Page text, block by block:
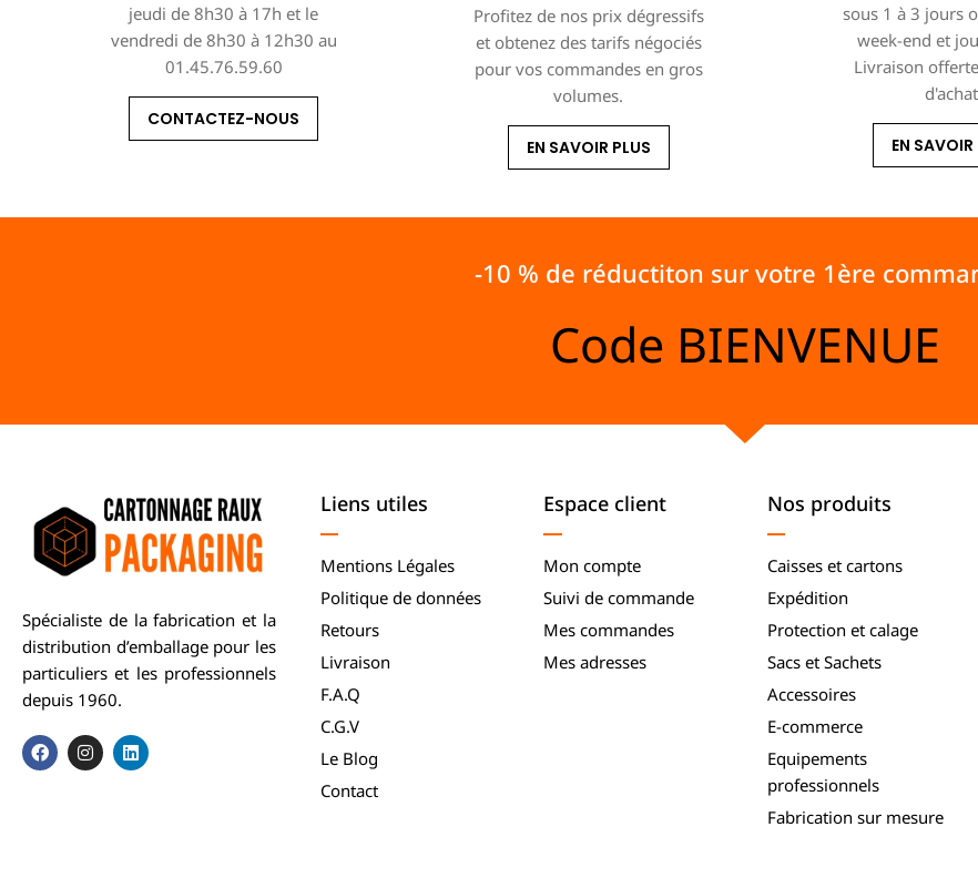
jeudi de 8h30 à 17h et le
vendredi de 8h30 à 12h30 au
01.45.76.59.60
CONTACTEZ-NOUS
Profitez de nos prix dégressifs
et obtenez des tarifs négociés
pour vos commandes en gros
volumes.
EN SAVOIR PLUS
sous 1 à 3 jours
week-end et
Livraison
EN SAVOIR
-10 % de réductiton sur votre 1ère
Code BIENVENUE
Spécialiste de la fabrication et la
distribution d’emballage pour les
particuliers et les professionnels
depuis 1960.
Liens utiles
Mentions Légales
Politique de données
Retours
Livraison
F.A.Q
C.G.V
Le Blog
Contact
Espace client
Mon compte
Suivi de commande
Mes commandes
Mes adresses
Nos produits
Caisses et cartons
Expédition
Protection et calage
Sacs et Sachets
Accessoires
E-commerce
Equipements
professionnels
Fabrication sur mesure